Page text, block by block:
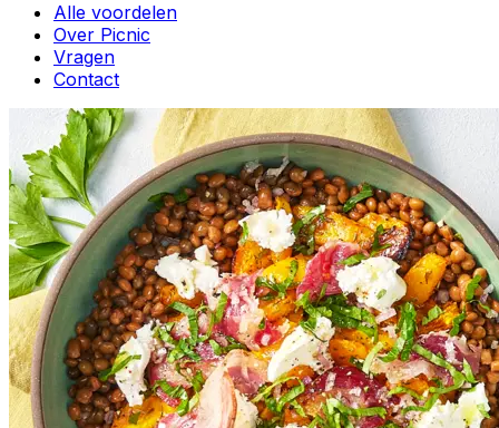
Alle voordelen
Over Picnic
Vragen
Contact